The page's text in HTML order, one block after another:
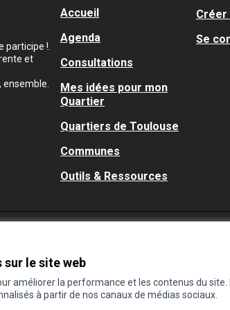
le site web
améliorer la performance et les contenus du
à partir de nos canaux de médias sociaux.
participe !.
et
Accueil
Agenda
Consultations
Mes idées pour mon
Quartier
Quartiers de Toulouse
Communes
Outils & Ressources
Créer
Se